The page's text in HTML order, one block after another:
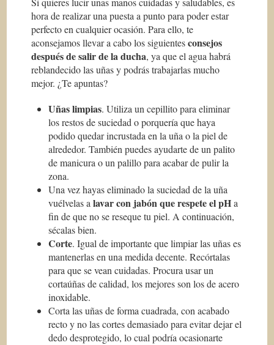
hora de realizar una puesta a punto para poder estar
perfecto en cualquier ocasión. Para ello, te
aconsejamos llevar a cabo los siguientesconsejos
después de salir de la ducha, ya que el agua habrá
reblandecido las uñas y podrás trabajarlas mucho
mejor. ¿Te apuntas?
Uñas limpias. Utiliza un cepillito para eliminar
los restos de suciedad o porquería que haya
podido quedar incrustada en la uña o la piel de
alrededor. También puedes ayudarte de un palito
de manicura o un palillo para acabar de pulir la
zona.
Una vez hayas eliminado la suciedad de la uña
vuélvelas alavar con jabón que respete el pHa
fin de que no se reseque tu piel. A continuación,
sécalas bien.
Corte. Igual de importante que limpiar las uñas es
mantenerlas en una medida decente. Recórtalas
para que se vean cuidadas. Procura usar un
cortaúñas de calidad, los mejores son los de acero
inoxidable.
Corta las uñas de forma cuadrada, con acabado
recto y no las cortes demasiado para evitar dejar el
dedo desprotegido, lo cual podría ocasionarte